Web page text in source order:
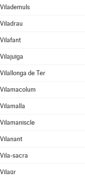
Vilademuls
Viladrau
Vilafant
Vilajuïga
Vilallonga de Ter
Vilamacolum
Vilamalla
Vilamaniscle
Vilanant
Vila-sacra
Vilaür